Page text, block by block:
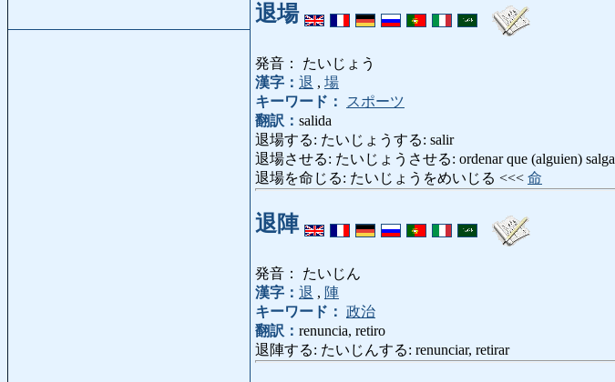
退場
発音： たいじょう
漢字： 退 , 場
キーワード：
スポーツ
翻訳： salida
退場する: たいじょうする: salir
退場させる: たいじょうさせる: ordenar que (alguien) salga
退場を命じる: たいじょうをめいじる <<< 命
退陣
発音： たいじん
漢字： 退 , 陣
キーワード： 政治
翻訳： renuncia, retiro
退陣する: たいじんする: renunciar, retirar